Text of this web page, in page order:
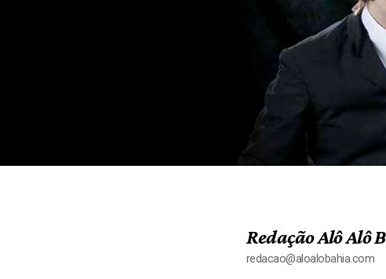
Redação Alô Alô
redacao@aloalobahia.com